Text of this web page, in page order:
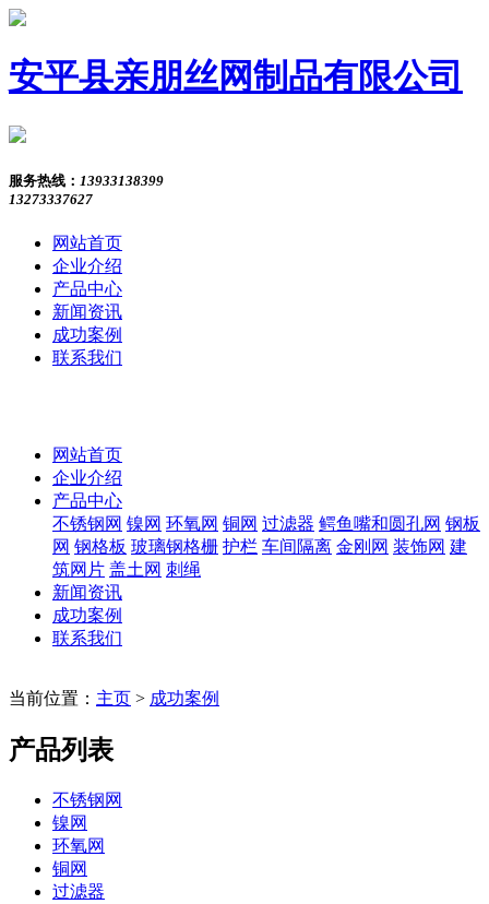
安平县亲朋丝网制品有限公司
服务热线： 13933138399
13273337627
网站首页
企业介绍
产品中心
新闻资讯
成功案例
联系我们
网站首页
企业介绍
产品中心
不锈钢网 镍网 环氧网 铜网 过滤器 鳄鱼嘴和圆孔网 钢板
网 钢格板 玻璃钢格栅 护栏 车间隔离 金刚网 装饰网 建
筑网片 盖土网 刺绳
新闻资讯
成功案例
联系我们
当前位置： 主页 > 成功案例
产品列表
不锈钢网
镍网
环氧网
铜网
过滤器